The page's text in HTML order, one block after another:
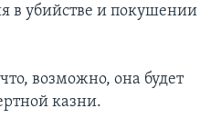
в убийстве и покушении
возможно, она будет
казни.